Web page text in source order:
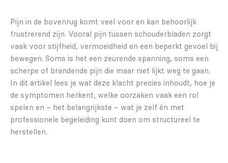
Pijn in de bovenrug komt veel voor en kan behoorlijk
frustrerend zijn. Vooral pijn tussen schouderbladen zorgt
vaak voor stijfheid, vermoeidheid en een beperkt gevoel bij
bewegen. Soms is het een zeurende spanning, soms een
scherpe of brandende pijn die maar niet lijkt weg te gaan.
In dit artikel lees je wat deze klacht precies inhoudt, hoe je
de symptomen herkent, welke oorzaken vaak een rol
spelen en – het belangrijkste – wat je zelf én met
professionele begeleiding kunt doen om structureel te
herstellen.